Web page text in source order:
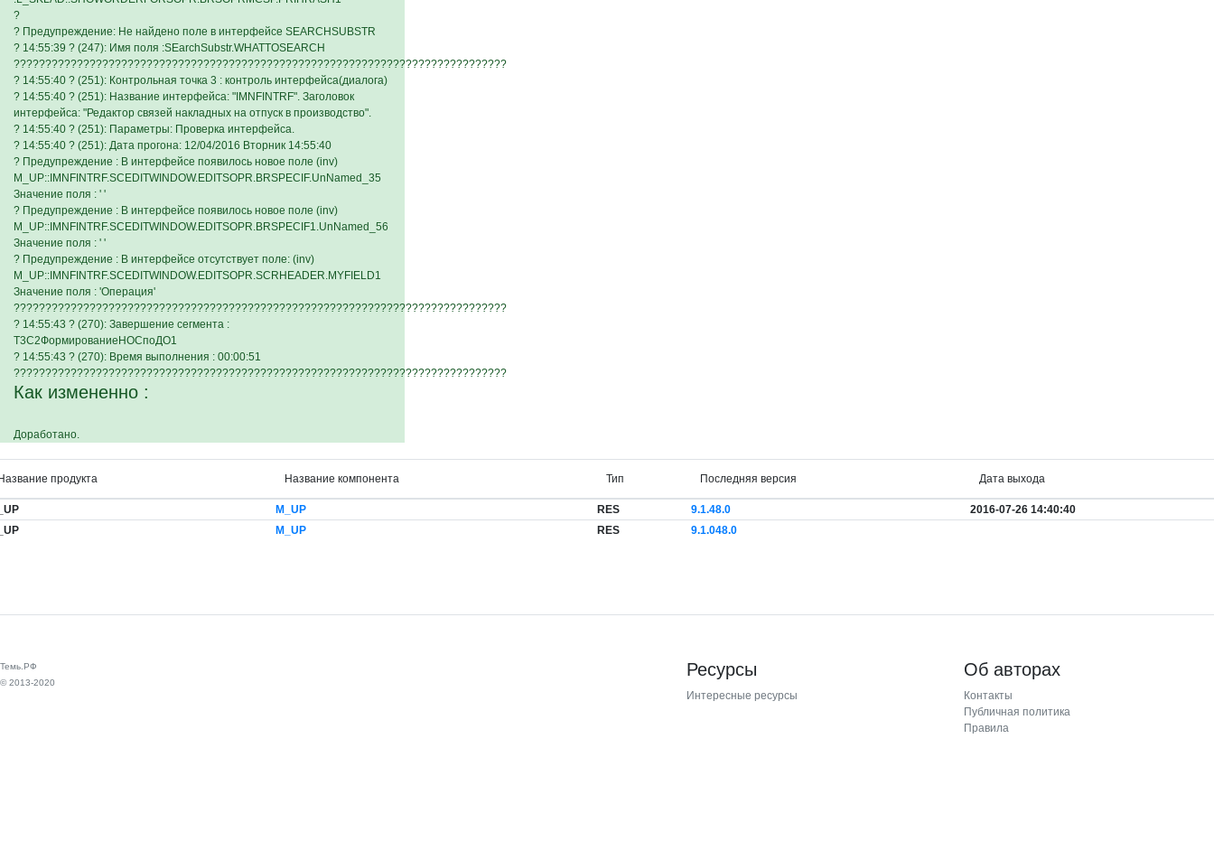
?
? Предупреждение: Не найдено поле в интерфейсе SEARCHSUBSTR
? 14:55:39 ? (247): Имя поля :SEarchSubstr.WHATTOSEARCH
??????????????????????????????????????????????????????????????????????????????
? 14:55:40 ? (251): Контрольная точка 3 : контроль интерфейса(диалога)
? 14:55:40 ? (251): Название интерфейса: "IMNFINTRF". Заголовок
интерфейса: "Редактор связей накладных на отпуск в производство".
? 14:55:40 ? (251): Параметры: Проверка интерфейса.
? 14:55:40 ? (251): Дата прогона: 12/04/2016 Вторник 14:55:40
? Предупреждение : В интерфейсе появилось новое поле (inv)
M_UP::IMNFINTRF.SCEDITWINDOW.EDITSOPR.BRSPECIF.UnNamed_35
Значение поля : ' '
? Предупреждение : В интерфейсе появилось новое поле (inv)
M_UP::IMNFINTRF.SCEDITWINDOW.EDITSOPR.BRSPECIF1.UnNamed_56
Значение поля : ' '
? Предупреждение : В интерфейсе отсутствует поле: (inv)
M_UP::IMNFINTRF.SCEDITWINDOW.EDITSOPR.SCRHEADER.MYFIELD1
Значение поля : 'Операция'
??????????????????????????????????????????????????????????????????????????????
? 14:55:43 ? (270): Завершение сегмента :
Т3С2ФормированиеНОСпоДО1
? 14:55:43 ? (270): Время выполнения : 00:00:51
??????????????????????????????????????????????????????????????????????????????
Как измененно :
Доработано.
продукта Название компонента Тип Последняя версия Дата выхода
M_UP RES 9.1.48.0
2016-07-26 14:40:40
M_UP RES 9.1.048.0
Темь.РФ
© 2013-2020
Ресурсы
Интересные ресурсы
Об авторах
Контакты
Публичная политика
Правила